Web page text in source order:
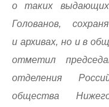
о таких
Голованов,
и архивах, но и в
отметил
отделения
общества